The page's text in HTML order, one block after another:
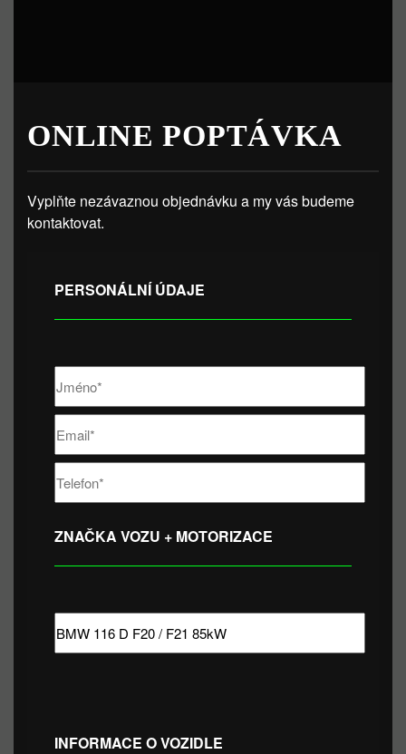
ONLINE POPTÁVKA
Vyplňte nezávaznou objednávku a my vás budeme
kontaktovat.
PERSONÁLNÍ ÚDAJE
ZNAČKA VOZU + MOTORIZACE
INFORMACE O VOZIDLE